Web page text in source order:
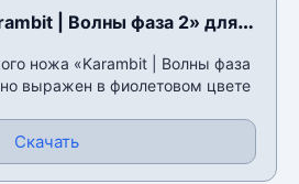
| Волны фаза 2» для
ножа «Karambit | Волны фаза
выражен в фиолетовом цвете
Скачать